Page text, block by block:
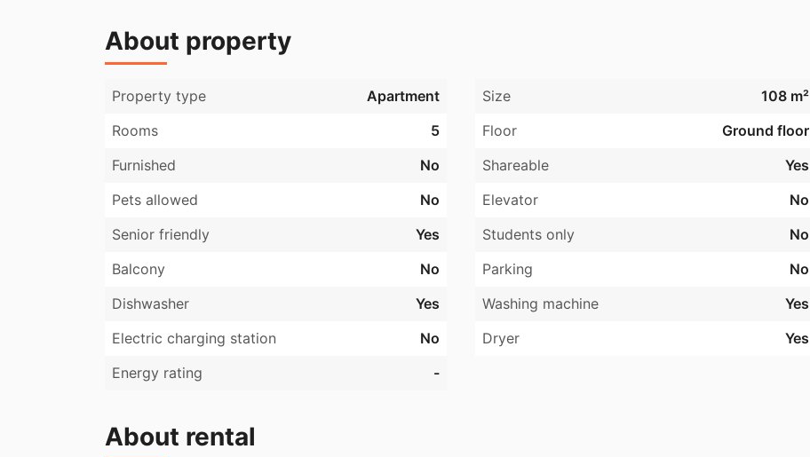
varmeudgift kan påregnes.
Der er adgang til lukket gårdhave som pt. under færdiggørelse og som ligger lige bag ejendommen og
Ejendommen har et ordende og roligt lejermiljø.
About property
Property type Apartment Size
108 m²
Rooms
5 Floor
Ground floor
Furnished
No Shareable
Yes
Pets allowed
No Elevator
No
Senior friendly
Yes Students only
No
Balcony
No Parking
No
Dishwasher
Yes Washing machine
Yes
Electric charging station
No Dryer
Yes
Energy rating
-
About rental